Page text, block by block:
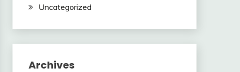
Uncategorized
Archives